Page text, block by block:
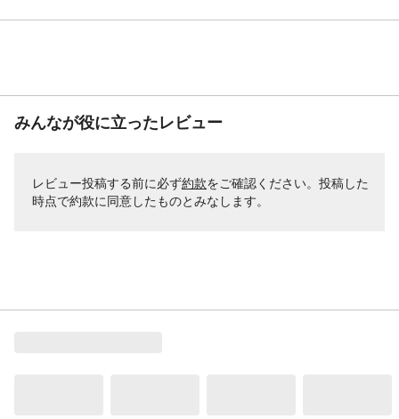
みんなが役に立ったレビュー
レビュー投稿する前に必ず約款をご確認ください。投稿した
時点で約款に同意したものとみなします。